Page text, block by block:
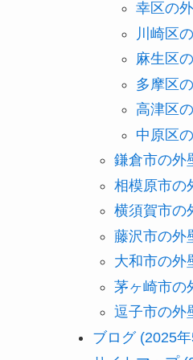
幸区の
川崎区
麻生区
多摩区
高津区
中原区
鎌倉市の外
相模原市の
横須賀市の
藤沢市の外
大和市の外
茅ヶ崎市の
逗子市の外
ブログ (2025